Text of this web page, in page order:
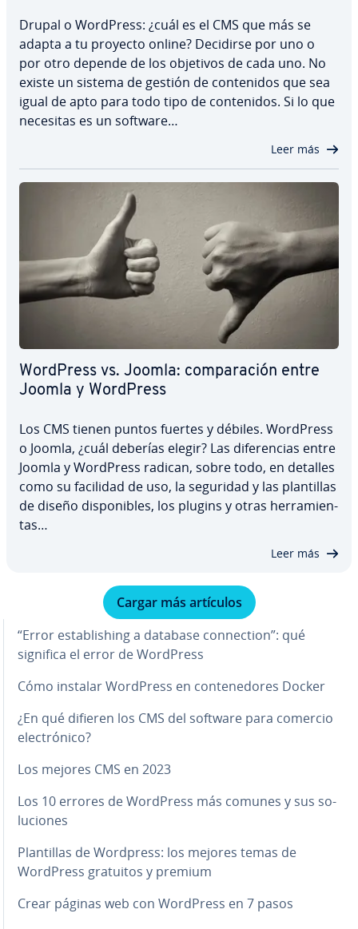
Drupal o WordPress: ¿cuál es el CMS que más se
adapta a tu proyecto online? Decidirse por uno o
por otro depende de los objetivos de cada uno. No
existe un sistema de gestión de co­n­te­ni­dos que sea
igual de apto para todo tipo de co­n­te­ni­dos. Si lo que
necesitas es un software…
Leer más
WordPress vs. Joomla: co­m­pa­ra­ción entre
Joomla y WordPress
Los CMS tienen puntos fuertes y débiles. WordPress
o Joomla, ¿cuál deberías elegir? Las di­fe­re­n­cias entre
Joomla y WordPress radican, sobre todo, en detalles
como su facilidad de uso, la seguridad y las pla­n­ti­llas
de diseño di­s­po­ni­bles, los plugins y otras he­rra­mie­n­
tas…
Leer más
Cargar más artículos
“Error es­ta­bli­shi­ng a database co­n­ne­c­tion”: qué
significa el error de WordPress
Cómo instalar WordPress en co­n­te­ne­do­res Docker
¿En qué difieren los CMS del software para comercio
ele­c­tró­ni­co?
Los mejores CMS en 2023
Los 10 errores de WordPress más comunes y sus so­
lu­cio­nes
Pla­n­ti­llas de Wordpress: los mejores temas de
WordPress gratuitos y premium
Crear páginas web con WordPress en 7 pasos